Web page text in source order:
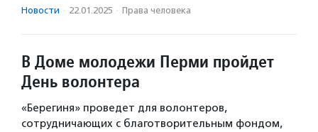
Новости · 22.01.2025 · Права человека
В Доме молодежи Перми пройдет
День волонтера
«Берегиня» проведет для волонтеров,
сотрудничающих с благотворительным фондом,